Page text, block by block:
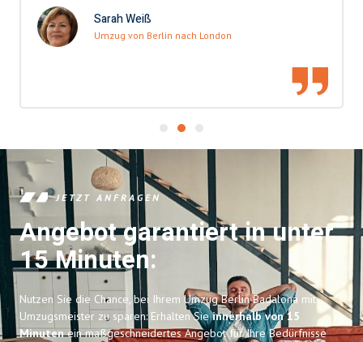
Sarah Weiß
Umzug von Berlin nach London
JETZT ANFRAGEN
Angebot garantiert in unter
15 Minuten:
Nutzen Sie die Chance, bei Ihrem Umzug Berlin Badalona mit
Umzugsmeister zu sparen: Erhalten Sieinnerhalb von 15
Minutenein maßgeschneidertes Angebot für Ihre Bedürfnisse